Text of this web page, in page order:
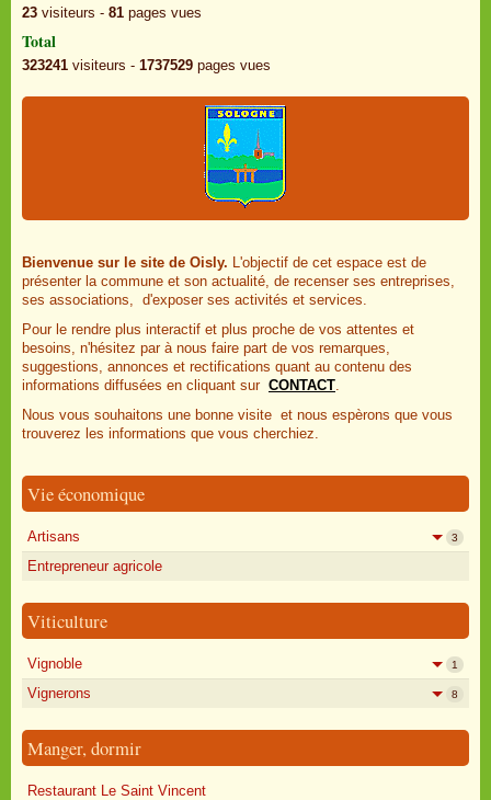
23 visiteurs - 81 pages vues
Total
323241 visiteurs - 1737529 pages vues
Bienvenue sur le site de Oisly. L'objectif de cet espace est de
présenter la commune et son actualité, de recenser ses entreprises,
ses associations, d'exposer ses activités et services.
Pour le rendre plus interactif et plus proche de vos attentes et
besoins, n'hésitez par à nous faire part de vos remarques,
suggestions, annonces et rectifications quant au contenu des
informations diffusées en cliquant sur CONTACT.
Nous vous souhaitons une bonne visite et nous espèrons que vous
trouverez les informations que vous cherchiez.
Vie économique
Artisans 3
Entrepreneur agricole
Viticulture
Vignoble 1
Vignerons 8
Manger, dormir
Restaurant Le Saint Vincent